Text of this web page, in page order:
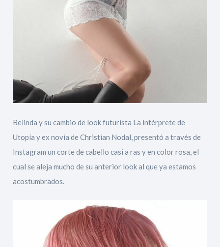
Belinda y su cambio de look futurista La intérprete de
Utopía y ex novia de Christian Nodal, presentó a través de
Instagram un corte de cabello casi a ras y en color rosa, el
cual se aleja mucho de su anterior look al que ya estamos
acostumbrados.